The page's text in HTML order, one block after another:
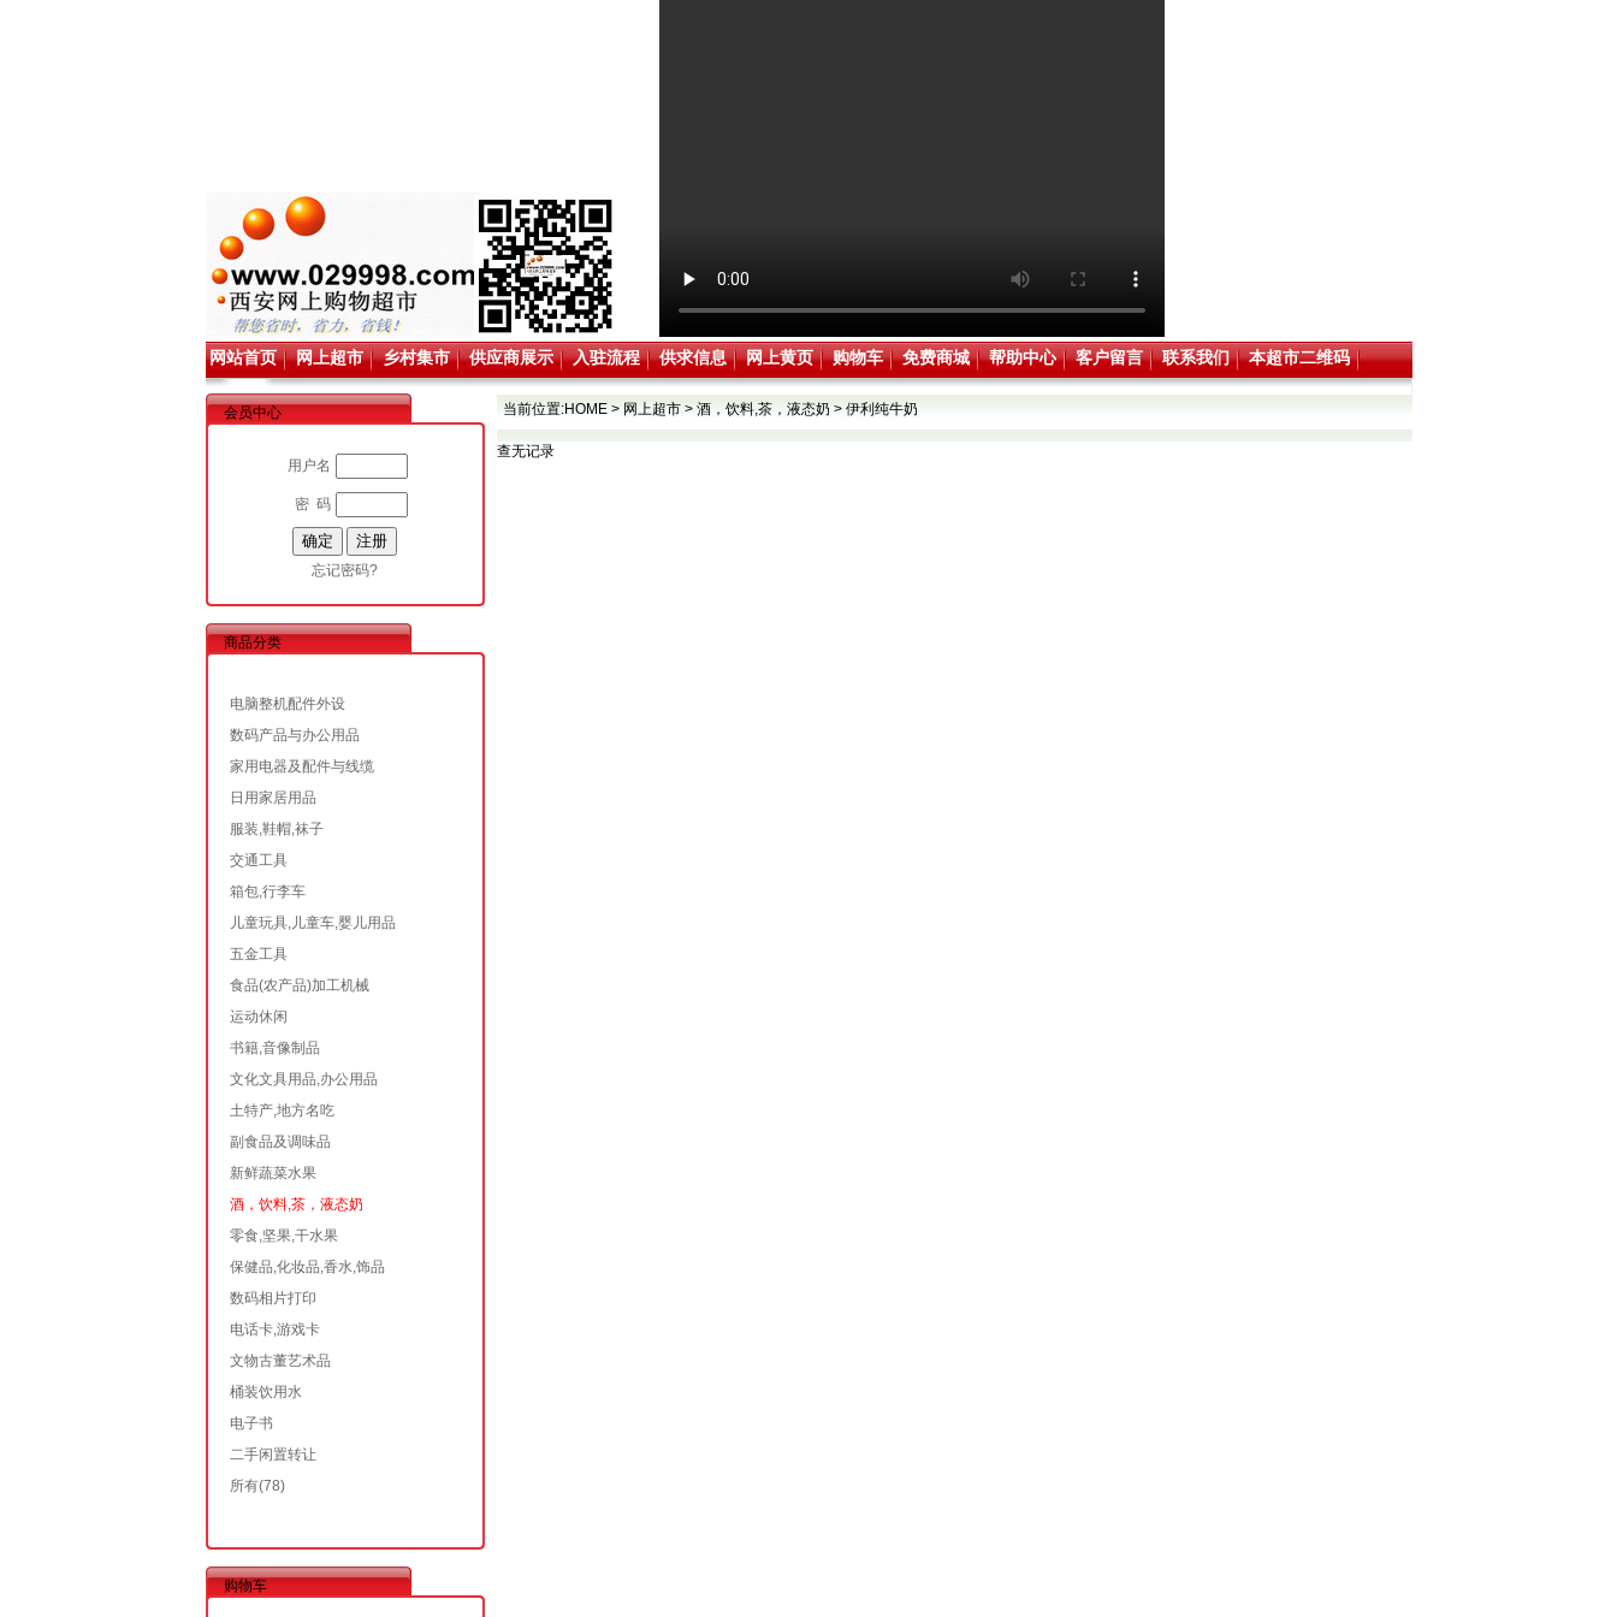
网站首页 网上超市 乡村集市 供应商展示 入驻流程 供求信息 网上黄页 购物车 免费商城 帮助中心 客户留言 联系我们 本超市二维码
会员中心
用户名
密 码
忘记密码?
商品分类
电脑整机配件外设
数码产品与办公用品
家用电器及配件与线缆
日用家居用品
服装,鞋帽,袜子
交通工具
箱包,行李车
儿童玩具,儿童车,婴儿用品
五金工具
食品(农产品)加工机械
运动休闲
书籍,音像制品
文化文具用品,办公用品
土特产,地方名吃
副食品及调味品
新鲜蔬菜水果
酒，饮料,茶，液态奶
零食,坚果,干水果
保健品,化妆品,香水,饰品
数码相片打印
电话卡,游戏卡
文物古董艺术品
桶装饮用水
电子书
二手闲置转让
所有(78)
购物车
当前位置:HOME> 网上超市> 酒，饮料,茶，液态奶 > 伊利纯牛奶
查无记录